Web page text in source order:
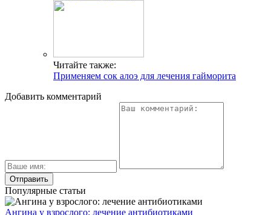
Читайте также:
Применяем сок алоэ для лечения гайморита
Добавить комментарий
Популярные статьи
Ангина у взрослого: лечение антибиотиками